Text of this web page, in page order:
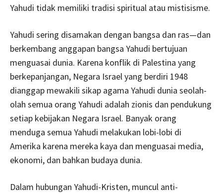
Yahudi tidak memiliki tradisi spiritual atau mistisisme.
Yahudi sering disamakan dengan bangsa dan ras—dan
berkembang anggapan bangsa Yahudi bertujuan
menguasai dunia. Karena konflik di Palestina yang
berkepanjangan, Negara Israel yang berdiri 1948
dianggap mewakili sikap agama Yahudi dunia seolah-
olah semua orang Yahudi adalah zionis dan pendukung
setiap kebijakan Negara Israel. Banyak orang
menduga semua Yahudi melakukan lobi-lobi di
Amerika karena mereka kaya dan menguasai media,
ekonomi, dan bahkan budaya dunia.
Dalam hubungan Yahudi-Kristen, muncul anti-